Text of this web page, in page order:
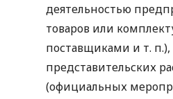
деятельностью
товаров или
поставщиками и т. п.
представительских
(официальных